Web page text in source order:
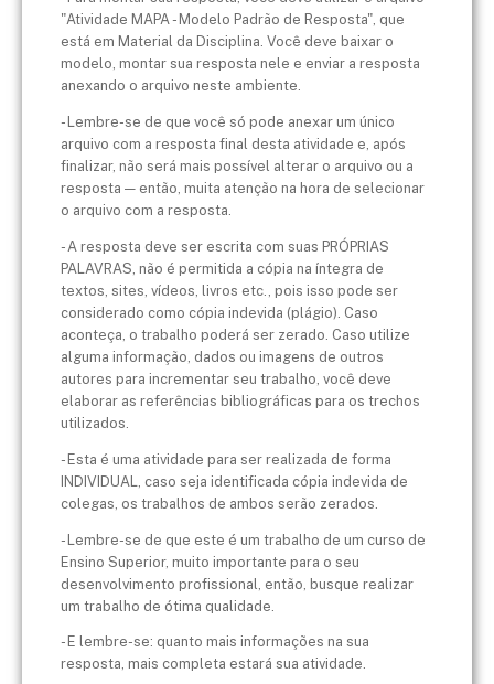
"Atividade MAPA - Modelo Padrão de Resposta", que
está em Material da Disciplina. Você deve baixar o
modelo, montar sua resposta nele e enviar a resposta
anexando o arquivo neste ambiente.
- Lembre-se de que você só pode anexar um único
arquivo com a resposta final desta atividade e, após
finalizar, não será mais possível alterar o arquivo ou a
resposta — então, muita atenção na hora de selecionar
o arquivo com a resposta.
- A resposta deve ser escrita com suas PRÓPRIAS
PALAVRAS, não é permitida a cópia na íntegra de
textos, sites, vídeos, livros etc., pois isso pode ser
considerado como cópia indevida (plágio). Caso
aconteça, o trabalho poderá ser zerado. Caso utilize
alguma informação, dados ou imagens de outros
autores para incrementar seu trabalho, você deve
elaborar as referências bibliográficas para os trechos
utilizados.
- Esta é uma atividade para ser realizada de forma
INDIVIDUAL, caso seja identificada cópia indevida de
colegas, os trabalhos de ambos serão zerados.
- Lembre-se de que este é um trabalho de um curso de
Ensino Superior, muito importante para o seu
desenvolvimento profissional, então, busque realizar
um trabalho de ótima qualidade.
- E lembre-se: quanto mais informações na sua
resposta, mais completa estará sua atividade.